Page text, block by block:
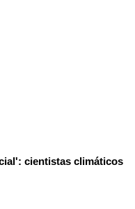
cientistas climáticos